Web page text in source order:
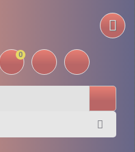
0